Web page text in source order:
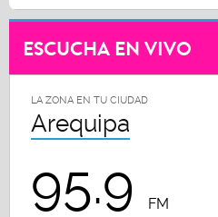
ESCUCHA EN VIVO
LA ZONA EN TU CIUDAD
Arequipa
95.9 FM